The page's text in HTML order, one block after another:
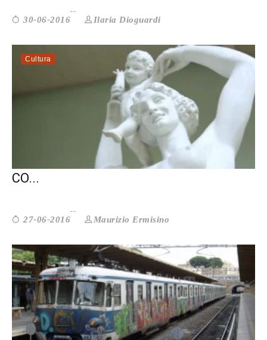
30-06-2016 Ilaria Dioguardi
Cultura
L’ALTRO FESTIVAL. LA STORIA DI ZOE
CO...
27-06-2016 Maurizio Ermisino